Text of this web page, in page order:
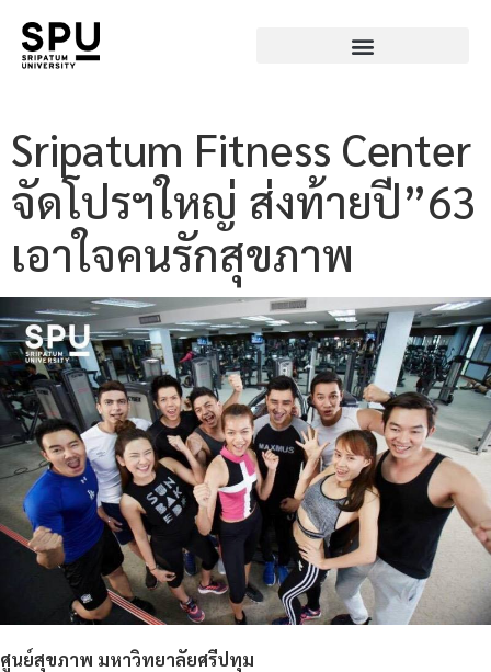
Sripatum Fitness Center
จัดโปรฯใหญ่ ส่งท้ายปี”63
เอาใจคนรักสุขภาพ
ศูนย์สุขภาพ มหาวิทยาลัยศรีปทุม